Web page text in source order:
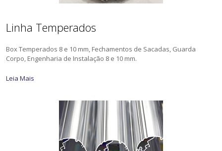
Linha Temperados
Box Temperados 8 e 10 mm, Fechamentos de Sacadas, Guarda
Corpo, Engenharia de Instalação 8 e 10 mm.
Leia Mais